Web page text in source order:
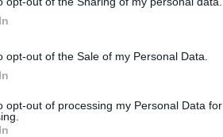
opt-out of the Sale of my Personal Data.
opt-out of processing my Personal Data
trattativa va avanti: resta